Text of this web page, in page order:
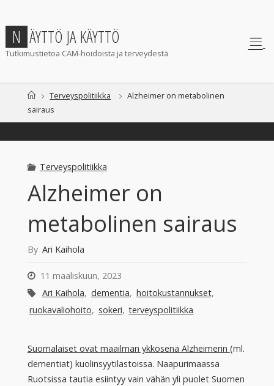
content
N ÄYTTÖ JA KÄYTTÖ
Tutkimustietoa CAM-hoidoista ja terveydestä
HomeTerveyspolitiikka
Alzheimer on metabolinen
sairaus
Terveyspolitiikka
Alzheimer on
metabolinen sairaus
By Ari Kaihola
11 maaliskuun, 2023
Ari Kaihola, dementia, hoitokustannukset,
ruokavaliohoito, sokeri, terveyspolitiikka
Suomalaiset ovat maailman ykkösenä Alzheimerin (ml.
dementiat) kuolinsyytilastoissa. Naapurimaassa
Ruotsissa tautia esiintyy vain vähän yli puolet Suomen